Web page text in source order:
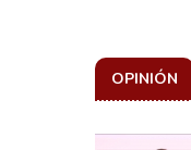
OPINIÓN